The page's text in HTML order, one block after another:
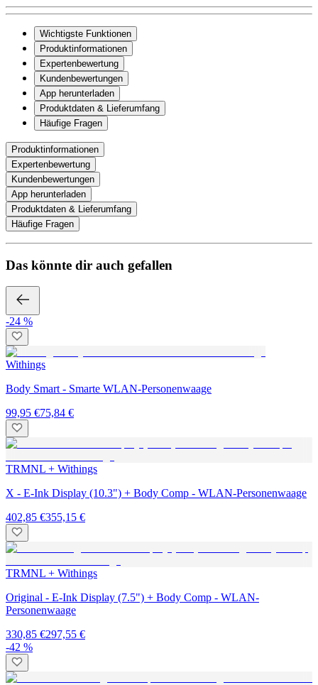
Wichtigste Funktionen
Produktinformationen
Expertenbewertung
Kundenbewertungen
App herunterladen
Produktdaten & Lieferumfang
Häufige Fragen
Produktinformationen
Expertenbewertung
Kundenbewertungen
App herunterladen
Produktdaten & Lieferumfang
Häufige Fragen
Das könnte dir auch gefallen
-24 %
Withings
Body Smart - Smarte WLAN-Personenwaage
99,95 €75,84 €
TRMNL + Withings
X - E-Ink Display (10.3") + Body Comp - WLAN-Personenwaage
402,85 €355,15 €
TRMNL + Withings
Original - E-Ink Display (7.5") + Body Comp - WLAN-
Personenwaage
330,85 €297,55 €
-42 %